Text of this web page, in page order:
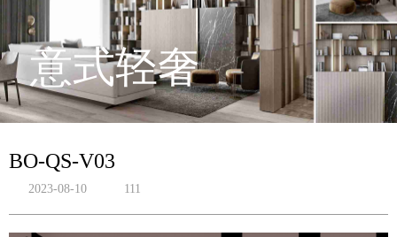
意式轻奢
BO-QS-V03
2023-08-10 111